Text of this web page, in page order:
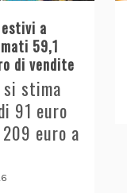
a
59,1
di vendite
si stima
91 euro
euro a